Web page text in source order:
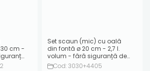
cm -
Set scaun (mic) cu oală
din fontă ø 20 cm - 2,7 l.
volum - fără siguranță de
aprindere
Cod: 3030+4405